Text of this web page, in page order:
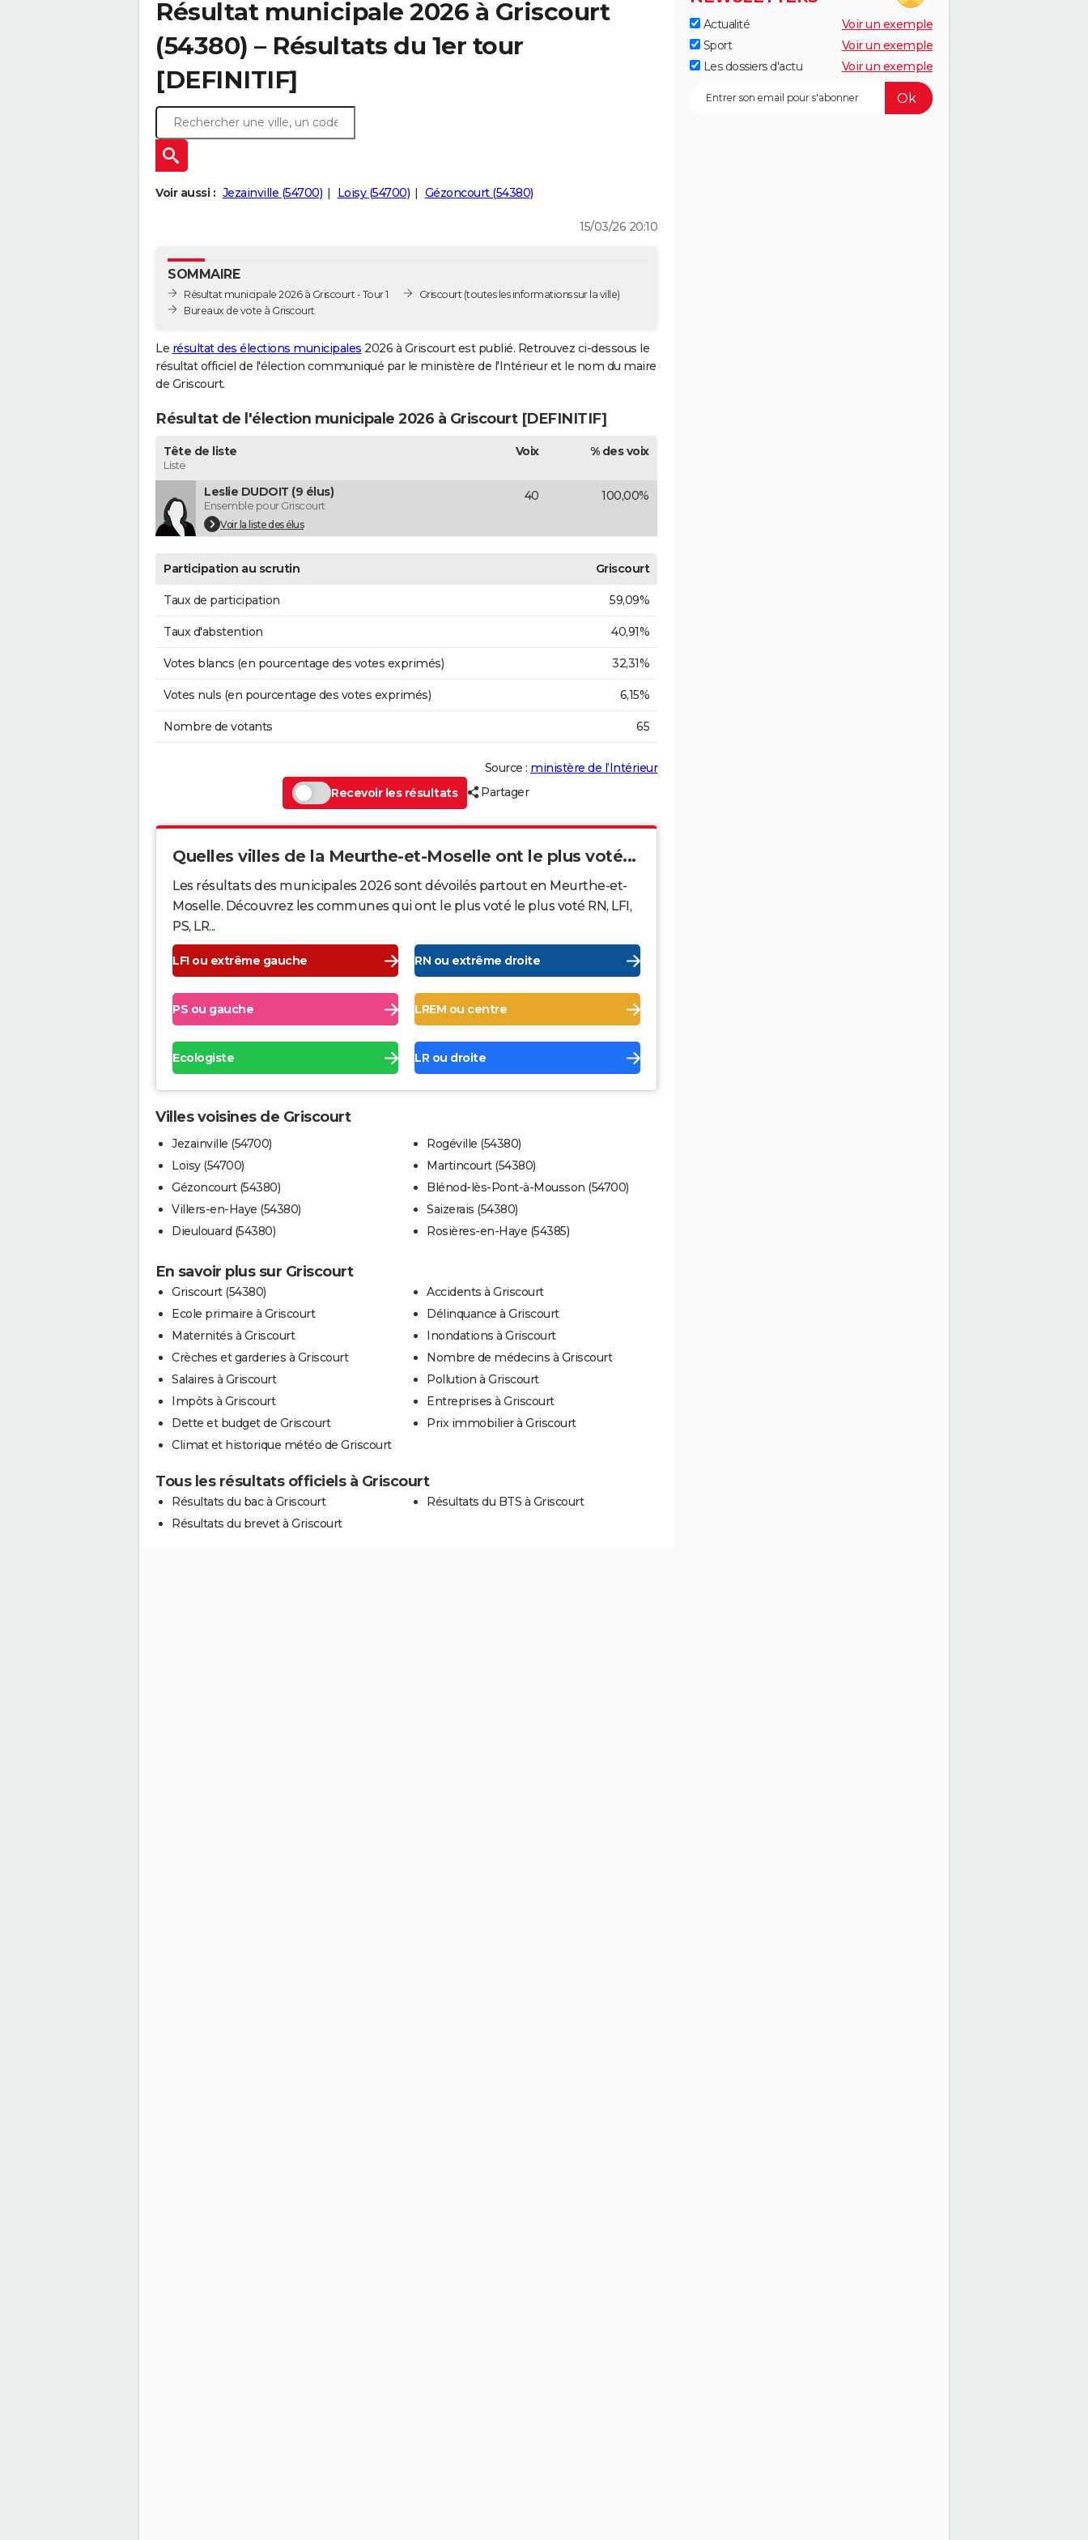
Résultat municipale 2026 à Griscourt
(54380) – Résultats du 1er tour
[DEFINITIF]
Voir aussi : Jezainville (54700) Loisy (54700) Gézoncourt (54380)
15/03/26 20:10
SOMMAIRE
Résultat municipale 2026 à Griscourt - Tour 1
Bureaux de vote à Griscourt
Griscourt (toutes les informations sur la ville)
Le résultat des élections municipales 2026 à Griscourt est publié. Retrouvez ci-dessous le
résultat officiel de l'élection communiqué par le ministère de l'Intérieur et le nom du maire
de Griscourt.
Résultat de l'élection municipale 2026 à Griscourt [DEFINITIF]
Tête de liste
Liste
Voix % des voix
Leslie DUDOIT (9 élus)
Ensemble pour Griscourt
Voir la liste des élus
40 100,00%
Participation au scrutin Griscourt
Taux de participation 59,09%
Taux d'abstention 40,91%
Votes blancs (en pourcentage des votes exprimés) 32,31%
Votes nuls (en pourcentage des votes exprimés) 6,15%
Nombre de votants 65
Source : ministère de l’Intérieur
Recevoir les résultats
Partager
Quelles villes de la Meurthe-et-Moselle ont le plus voté...
Les résultats des municipales 2026 sont dévoilés partout en Meurthe-et-
Moselle. Découvrez les communes qui ont le plus voté le plus voté RN, LFI,
PS, LR...
LFI ou extrême gauche RN ou extrême droite
PS ou gauche LREM ou centre
Ecologiste LR ou droite
Villes voisines de Griscourt
Jezainville (54700)
Loisy (54700)
Gézoncourt (54380)
Villers-en-Haye (54380)
Dieulouard (54380)
Rogéville (54380)
Martincourt (54380)
Blénod-lès-Pont-à-Mousson (54700)
Saizerais (54380)
Rosières-en-Haye (54385)
En savoir plus sur Griscourt
Griscourt (54380)
Ecole primaire à Griscourt
Maternités à Griscourt
Crèches et garderies à Griscourt
Salaires à Griscourt
Impôts à Griscourt
Dette et budget de Griscourt
Climat et historique météo de Griscourt
Accidents à Griscourt
Délinquance à Griscourt
Inondations à Griscourt
Nombre de médecins à Griscourt
Pollution à Griscourt
Entreprises à Griscourt
Prix immobilier à Griscourt
Tous les résultats officiels à Griscourt
Résultats du bac à Griscourt
Résultats du brevet à Griscourt
Résultats du BTS à Griscourt
Actualité
Voir un exemple
Sport
Voir un exemple
Les dossiers d'actu
Voir un exemple